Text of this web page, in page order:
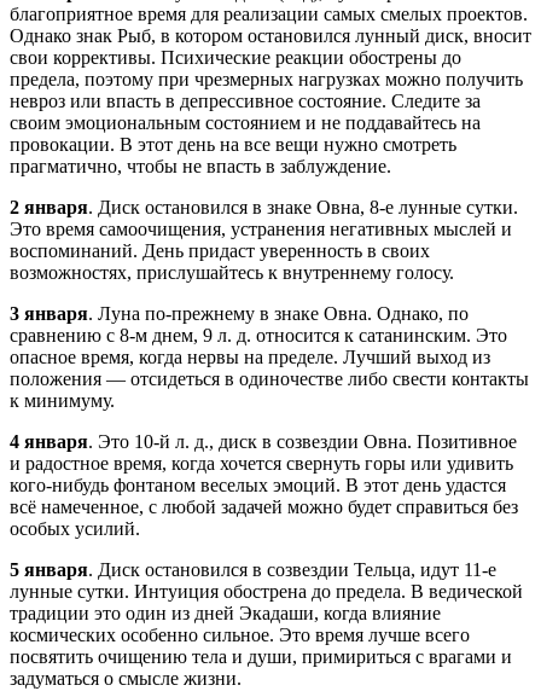
благоприятное время для реализации самых смелых проектов.
Однако знак Рыб, в котором остановился лунный диск, вносит
свои коррективы. Психические реакции обострены до
предела, поэтому при чрезмерных нагрузках можно получить
невроз или впасть в депрессивное состояние. Следите за
своим эмоциональным состоянием и не поддавайтесь на
провокации. В этот день на все вещи нужно смотреть
прагматично, чтобы не впасть в заблуждение.
2 января. Диск остановился в знаке Овна, 8-е лунные сутки.
Это время самоочищения, устранения негативных мыслей и
воспоминаний. День придаст уверенность в своих
возможностях, прислушайтесь к внутреннему голосу.
3 января. Луна по-прежнему в знаке Овна. Однако, по
сравнению с 8-м днем, 9 л. д. относится к сатанинским. Это
опасное время, когда нервы на пределе. Лучший выход из
положения — отсидеться в одиночестве либо свести контакты
к минимуму.
4 января. Это 10-й л. д., диск в созвездии Овна. Позитивное
и радостное время, когда хочется свернуть горы или удивить
кого-нибудь фонтаном веселых эмоций. В этот день удастся
всё намеченное, с любой задачей можно будет справиться без
особых усилий.
5 января. Диск остановился в созвездии Тельца, идут 11-е
лунные сутки. Интуиция обострена до предела. В ведической
традиции это один из дней Экадаши, когда влияние
космических особенно сильное. Это время лучше всего
посвятить очищению тела и души, примириться с врагами и
задуматься о смысле жизни.